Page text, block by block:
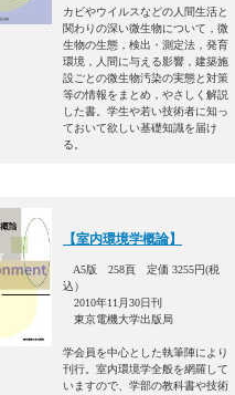
カビやウイルスなどの人間生活と
関わりの深い微生物について，微
生物の生態，検出・測定法，発育
環境，人間に与える影響，建築施
設ごとの微生物汚染の実態と対策
等の情報をまとめ，やさしく解説
した書。学生や若い技術者に知っ
ておいて欲しい基礎知識を届け
る。
【室内環境学概論】
A5版 258頁 定価 3255円(税
込）
2010年11月30日刊
東京電機大学出版局
学会員を中心とした執筆陣により
刊行。室内環境学全般を網羅して
いますので、学部の教科書や技術